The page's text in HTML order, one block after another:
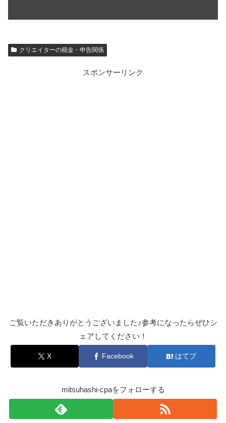
クリエイターの税金・申告関係
スポンサーリンク
ご覧いただきありがとうございました♪参考になったらぜひシ
ェアしてください！
X Facebook はてブ
mitsuhashi-cpaをフォローする